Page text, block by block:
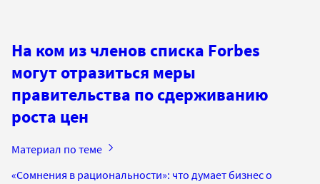
На ком из членов списка Forbes
могут отразиться меры
правительства по сдерживанию
роста цен
Материал по теме
«Сомнения в рациональности»: что думает бизнес о